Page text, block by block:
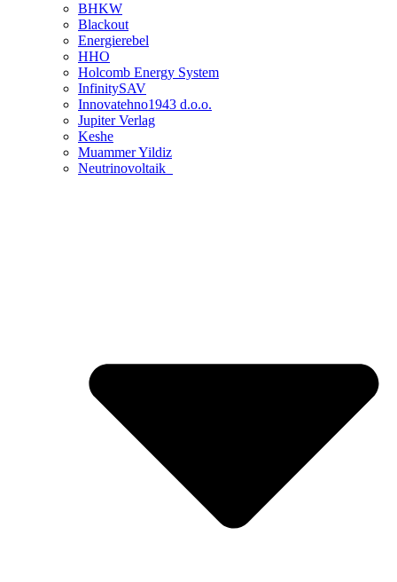
BHKW
Blackout
Energierebel
HHO
Holcomb Energy System
InfinitySAV
Innovatehno1943 d.o.o.
Jupiter Verlag
Keshe
Muammer Yildiz
Neutrinovoltaik